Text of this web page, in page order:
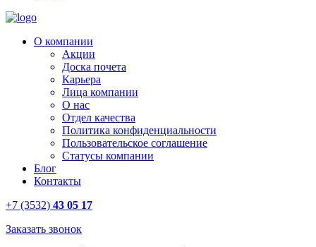
О компании
Акции
Доска почета
Карьера
Лица компании
О нас
Отдел качества
Политика конфиденциальности
Пользовательское соглашение
Статусы компании
Блог
Контакты
+7 (3532) 43 05 17
Заказать звонок